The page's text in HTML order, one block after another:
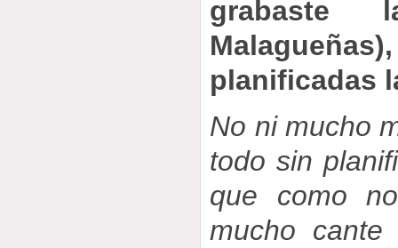
grabaste
planificadas
No ni mucho
todo sin
que como
mucho